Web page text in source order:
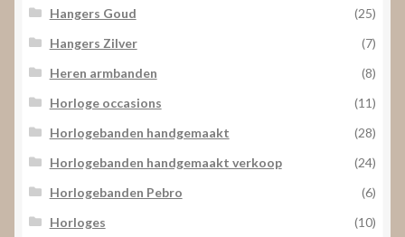
Hangers Goud
(25)
Hangers Zilver
(7)
Heren armbanden
(8)
Horloge occasions
(11)
Horlogebanden handgemaakt
(28)
Horlogebanden handgemaakt verkoop
(24)
Horlogebanden Pebro
(6)
Horloges
(10)